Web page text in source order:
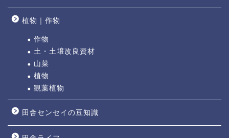
植物｜作物
作物
土・土壌改良資材
山菜
植物
観葉植物
田舎センセイの豆知識